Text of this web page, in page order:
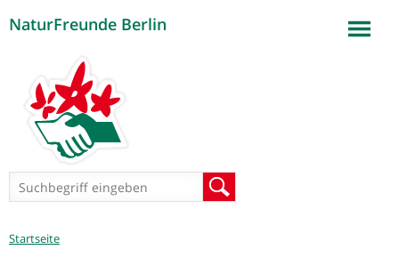
NaturFreunde Berlin
Suchformular
Sie
Startseite